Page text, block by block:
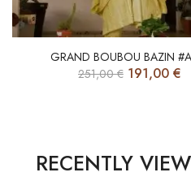
GRAND BOUBOU BAZIN
251,00€ 191,00 €
RECENTLY